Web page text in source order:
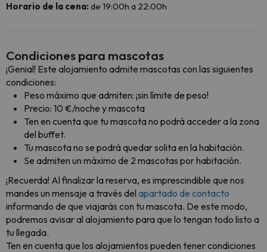
Horario de la cena:de 19:00h a 22:00h
Condiciones para mascotas
¡Genial! Este alojamiento admite mascotas con las siguientes
condiciones:
Peso máximo que admiten: ¡sin límite de peso!
Precio: 10 €/noche y mascota
Ten en cuenta que tu mascota no podrá acceder a la zona
del buffet.
Tu mascota no se podrá quedar solita en la habitación.
Se admiten un máximo de 2 mascotas por habitación.
¡Recuerda! Al finalizar la reserva, es imprescindible que nos
mandes un mensaje a través del apartado de contacto
informando de que viajarás con tu mascota. De este modo,
podremos avisar al alojamiento para que lo tengan todo listo a
tu llegada.
Ten en cuenta que los alojamientos pueden tener condiciones